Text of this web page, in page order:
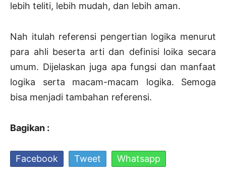
lebih teliti, lebih mudah, dan lebih aman.
Nah itulah referensi pengertian logika menurut
para ahli beserta arti dan definisi loika secara
umum. Dijelaskan juga apa fungsi dan manfaat
logika serta macam-macam logika. Semoga
bisa menjadi tambahan referensi.
Bagikan :
Facebook Tweet Whatsapp